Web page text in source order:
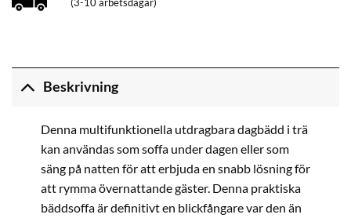
Beskrivning
Denna multifunktionella utdragbara dagbädd i trä
kan användas som soffa under dagen eller som
säng på natten för att erbjuda en snabb lösning för
att rymma övernattande gäster. Denna praktiska
bäddsoffa är definitivt en blickfångare var den än